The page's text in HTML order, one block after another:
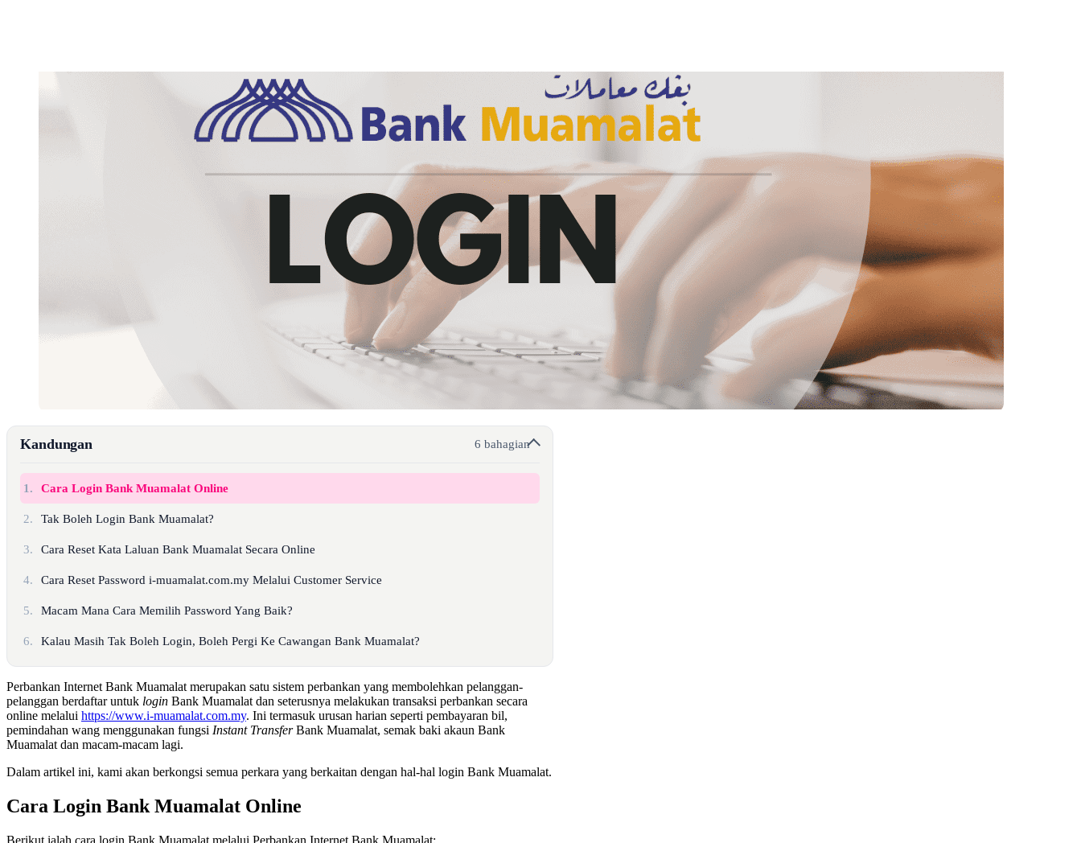
Kandungan 6 bahagian
1. Cara Login Bank Muamalat Online
2. Tak Boleh Login Bank Muamalat?
3. Cara Reset Kata Laluan Bank Muamalat Secara Online
4. Cara Reset Password i-muamalat.com.my Melalui Customer Service
5. Macam Mana Cara Memilih Password Yang Baik?
6. Kalau Masih Tak Boleh Login, Boleh Pergi Ke Cawangan Bank Muamalat?
Perbankan Internet Bank Muamalat merupakan satu sistem perbankan yang membolehkan pelanggan-
pelanggan berdaftar untuk login Bank Muamalat dan seterusnya melakukan transaksi perbankan secara
online melalui https://www.i-muamalat.com.my. Ini termasuk urusan harian seperti pembayaran bil,
pemindahan wang menggunakan fungsi Instant TransferBank Muamalat, semak baki akaun Bank
Muamalat dan macam-macam lagi.
Dalam artikel ini, kami akan berkongsi semua perkara yang berkaitan dengan hal-hal login Bank Muamalat.
Cara Login Bank Muamalat Online
Berikut ialah cara login Bank Muamalat melalui Perbankan Internet Bank Muamalat: